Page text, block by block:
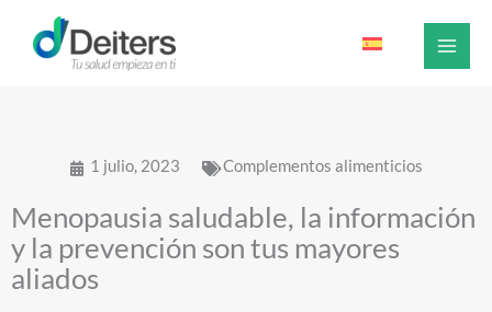
contenido
1 julio, 2023 Complementos alimenticios
Menopausia saludable, la información
y la prevención son tus mayores
aliados